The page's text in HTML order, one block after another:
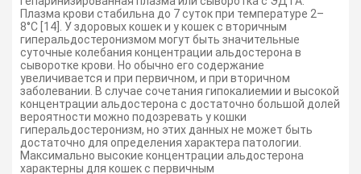
Плазма крови стабильна до 7 суток при температуре 2–
8°C [14]. У здоровых кошек и у кошек с вторичным
гиперальдостеронизмом могут быть значительные
суточные колебания концентрации альдостерона в
сыворотке крови. Но обычно его содержание
увеличивается и при первичном, и при вторичном
заболевании. В случае сочетания гипокалиемии и высокой
концентрации альдостерона с достаточно большой долей
вероятности можно подозревать у кошки
гиперальдостеронизм, но этих данных не может быть
достаточно для определения характера патологии.
Максимально высокие концентрации альдостерона
характерны для кошек с первичным